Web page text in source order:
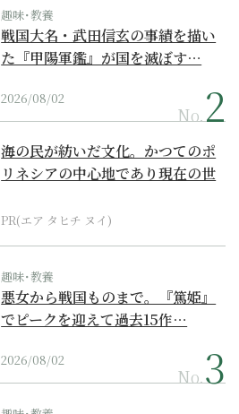
趣味･教養
戦国大名・武田信玄の事績を描い
た『甲陽軍鑑』が国を滅ぼす…
2026/08/02
No.
海の民が紡いだ文化。かつてのポ
リネシアの中心地であり現在の世
PR(エア タヒチ ヌイ)
趣味･教養
悪女から戦国ものまで。『篤姫』
でピークを迎えて過去15作…
2026/08/02
No.